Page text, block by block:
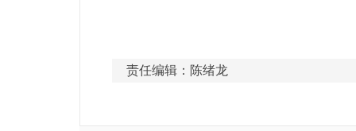
责任编辑：陈绪龙